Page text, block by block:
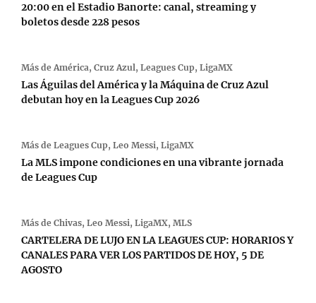
20:00 en el Estadio Banorte: canal, streaming y
boletos desde 228 pesos
Más de América, Cruz Azul, Leagues Cup, LigaMX
Las Águilas del América y la Máquina de Cruz Azul
debutan hoy en la Leagues Cup 2026
Más de Leagues Cup, Leo Messi, LigaMX
La MLS impone condiciones en una vibrante jornada
de Leagues Cup
Más de Chivas, Leo Messi, LigaMX, MLS
CARTELERA DE LUJO EN LA LEAGUES CUP: HORARIOS Y
CANALES PARA VER LOS PARTIDOS DE HOY, 5 DE
AGOSTO